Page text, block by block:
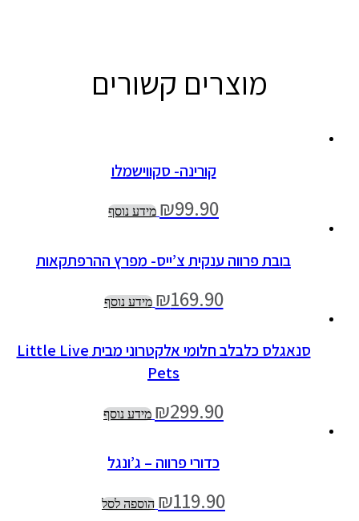
מוצרים קשורים
קורינה- סקווישמלו
₪99.90 מידע נוסף
בובת פרווה ענקית צ’ייס- מפרץ ההרפתקאות
₪169.90 מידע נוסף
סנאגלס כלבלב חלומי אלקטרוני מבית Little Live
Pets
₪299.90 מידע נוסף
כדורי פרווה – ג’ונגל
₪119.90 הוספה לסל